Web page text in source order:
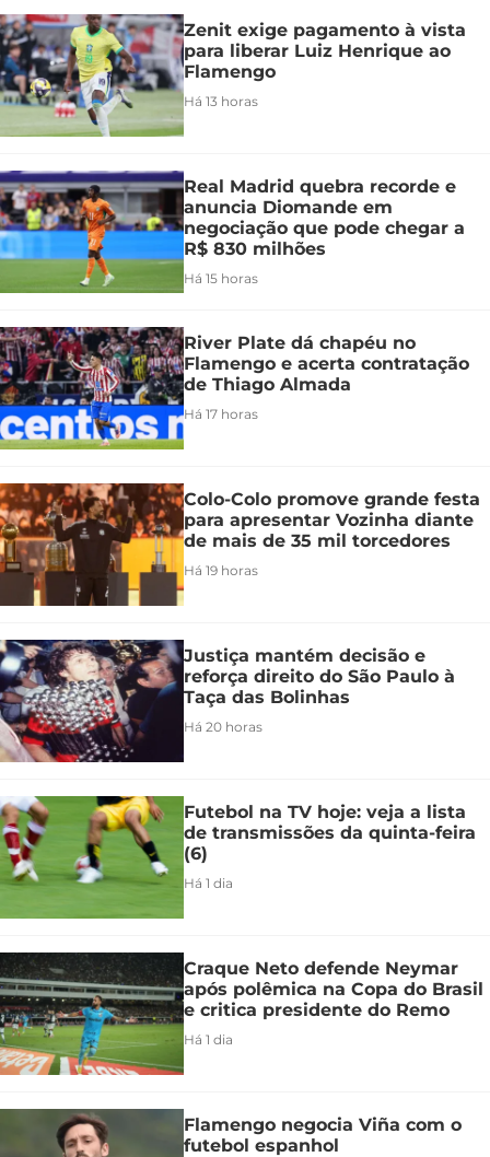
Zenit exige pagamento à vista
para liberar Luiz Henrique ao
Flamengo
Há 13 horas
Real Madrid quebra recorde e
anuncia Diomande em
negociação que pode chegar a
R$ 830 milhões
Há 15 horas
River Plate dá chapéu no
Flamengo e acerta contratação
de Thiago Almada
Há 17 horas
Colo-Colo promove grande festa
para apresentar Vozinha diante
de mais de 35 mil torcedores
Há 19 horas
Justiça mantém decisão e
reforça direito do São Paulo à
Taça das Bolinhas
Há 20 horas
Futebol na TV hoje: veja a lista
de transmissões da quinta-feira
(6)
Há 1 dia
Craque Neto defende Neymar
após polêmica na Copa do Brasil
e critica presidente do Remo
Há 1 dia
Flamengo negocia Viña com o
futebol espanhol